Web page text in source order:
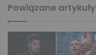
Powiązane artykuły